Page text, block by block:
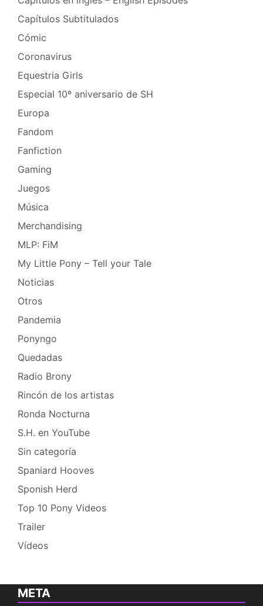
Capítulos Subtitulados
Cómic
Coronavirus
Equestria Girls
Especial 10º aniversario de SH
Europa
Fandom
Fanfiction
Gaming
Juegos
Música
Merchandising
MLP: FiM
My Little Pony – Tell your Tale
Noticias
Otros
Pandemia
Ponyngo
Quedadas
Radio Brony
Rincón de los artistas
Ronda Nocturna
S.H. en YouTube
Sin categoría
Spaniard Hooves
Sponish Herd
Top 10 Pony Videos
Trailer
Vídeos
META